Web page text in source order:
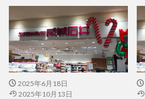
2025年6月18日
2025年10月13日